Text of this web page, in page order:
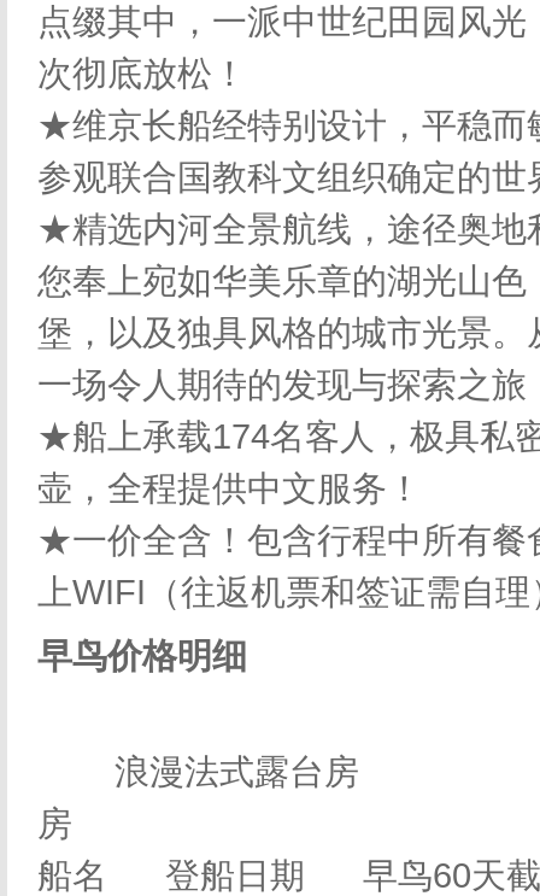
点缀其中，一派中世纪田园风
次彻底放松！
★维京长船经特别设计，平稳而
参观联合国教科文组织确定的
★精选内河全景航线，途径奥地
您奉上宛如华美乐章的湖光山
堡，以及独具风格的城市光景
一场令人期待的发现与探索之旅
★船上承载174名客人，极具私
壶，全程提供中文服务！
★一价全含！包含行程中所有餐
上WIFI（往返机票和签证需自
早鸟价格明细
浪漫法式露
房
船名 登船日期 早鸟60天